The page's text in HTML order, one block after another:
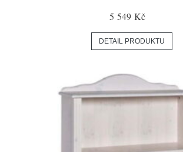
5 549 Kč
DETAIL PRODUKTU